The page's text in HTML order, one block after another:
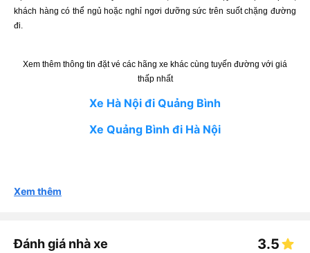
khách hàng có thể ngủ hoặc nghỉ ngơi dưỡng sức trên suốt chặng đường
đi.
Xem thêm thông tin đặt vé các hãng xe khác cùng tuyến đường với giá
thấp nhất
Xe Hà Nội đi Quảng Bình
Xe Quảng Bình đi Hà Nội
Xem thêm
Đánh giá nhà xe 3.5